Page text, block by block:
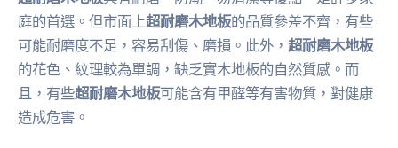
庭的首選。但市面上超耐磨木地板的品質參差不齊，有些
可能耐磨度不足，容易刮傷、磨損。此外， 超耐磨木地板
的花色、紋理較為單調，缺乏實木地板的自然質感。而
且，有些超耐磨木地板可能含有甲醛等有害物質，對健康
造成危害。